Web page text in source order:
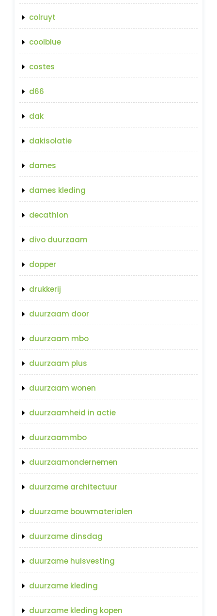
colruyt
coolblue
costes
d66
dak
dakisolatie
dames
dames kleding
decathlon
divo duurzaam
dopper
drukkerij
duurzaam door
duurzaam mbo
duurzaam plus
duurzaam wonen
duurzaamheid in actie
duurzaammbo
duurzaamondernemen
duurzame architectuur
duurzame bouwmaterialen
duurzame dinsdag
duurzame huisvesting
duurzame kleding
duurzame kleding kopen